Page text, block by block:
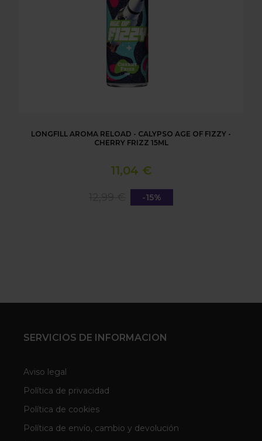
LONGFILL AROMA RELOAD - CALYPSO AGE OF FIZZY -
CHERRY FRIZZ 15ML
11,04 €
-15%
SERVICIOS DE INFORMACION
Aviso legal
Política de privacidad
Política de cookies
Política de envío, cambio y devolución